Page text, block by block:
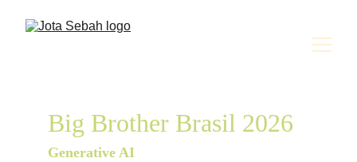
Big Brother Brasil 2026
Generative AI